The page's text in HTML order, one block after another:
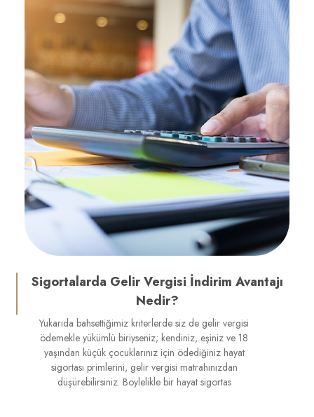
Sigortalarda Gelir Vergisi İndirim Avantajı
Nedir?
Yukarıda bahsettiğimiz kriterlerde siz de gelir vergisi
ödemekle yükümlü biriyseniz; kendiniz, eşiniz ve 18
yaşından küçük çocuklarınız için ödediğiniz hayat
sigortası primlerini, gelir vergisi matrahınızdan
düşürebilirsiniz. Böylelikle bir hayat sigortas